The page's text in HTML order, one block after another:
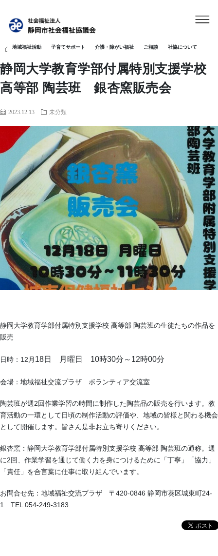
地域福祉活動 子育てサポート 介護・障がい福祉 ご相談 社協について
HOME 未分類 静岡大学教育学部付属特別支援学校 高等部 陶芸班
静岡大学教育学部付属特別支援学校
高等部 陶芸班 銀杏窯販売会
2023.12.13 未分類
静岡大学教育学部付属特別支援学校 高等部 陶芸班の生徒たちの作品を
販売
日時：12月 18日 月曜 日 10時30分～ 12時00分
会場：地域福祉交流プラザ ボランティア交流室
陶芸班が週2回作業学習の時間に制作した陶芸品の販売を行います。教
育活動の一環として日頃の制作活動の評価や、地域の皆様と関わる機会
として開催します。皆さん是非お立ち寄りください。
銀杏窯：静岡大学教育学部付属特別支援学校 高等部 陶芸班の通称。週
に2回、作業学習を通じて働く力を身につけるために「丁寧」「協力」
「責任」を合言葉に仕事に取り組んでいます。
お問合せ先：地域福祉交流プラザ 〒420-0846 静岡市葵区城東町24-
1 TEL 054-249-3183